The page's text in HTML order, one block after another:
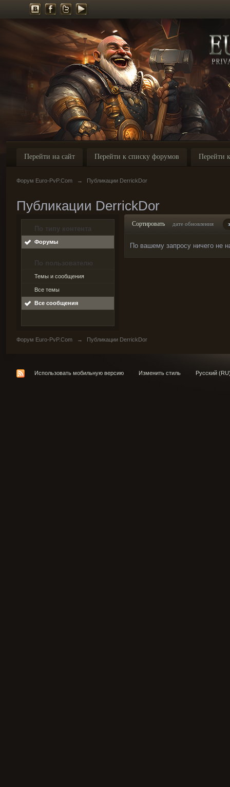
Перейти на сайт Перейти к списку форумов Перейти
Форум Euro-PvP.Com → Публикации DerrickDor
Публикации DerrickDor
По типу контента
Форумы
По пользователю
Темы и сообщения
Все темы
Все сообщения
Сортировать дате обновления
По вашему запросу ничего не
Форум Euro-PvP.Com → Публикации DerrickDor
Использовать мобильную версию Изменить стиль Русский